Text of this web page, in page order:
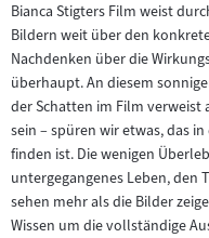
Bianca Stigters Film weist
Bildern weit über den
Nachdenken über die
überhaupt. An diesem
der Schatten im Film verweist
sein – spüren wir etwas, das
finden ist. Die wenigen
untergegangenes Leben, den
sehen mehr als die Bilder
Wissen um die vollständige